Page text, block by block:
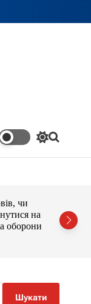
П
к
а
ч
к
р
о
П
чи
на